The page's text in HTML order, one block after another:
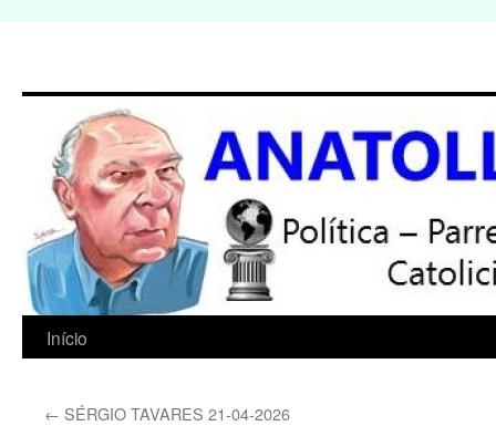
Pular
Início
← SÉRGIO TAVARES 21-04-2026